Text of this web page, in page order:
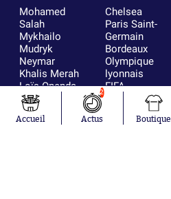
Mohamed
Salah
Mykhailo
Mudryk
Neymar
Khalis Merah
Loïs Openda
Moussa
Niakhaté
Nicolás
Chelsea
Paris Saint-
Germain
Bordeaux
Olympique
lyonnais
FIFA
Real Madrid
RC Strasbourg
AC Milan
Accueil
2
Actus Boutique